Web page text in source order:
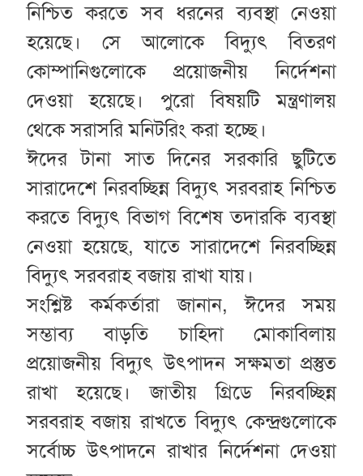
নিশ্চিত করতে সব ধরনের ব্যবস্থা নেওয়া
হয়েছে। সে আলোকে বিদ্যুৎ বিতরণ
কোম্পানিগুলোকে প্রয়োজনীয় নির্দেশনা
দেওয়া হয়েছে। পুরো বিষয়টি মন্ত্রণালয়
থেকে সরাসরি মনিটরিং করা হচ্ছে।
ঈদের টানা সাত দিনের সরকারি ছুটিতে
সারাদেশে নিরবচ্ছিন্ন বিদ্যুৎ সরবরাহ নিশ্চিত
করতে বিদ্যুৎ বিভাগ বিশেষ তদারকি ব্যবস্থা
নেওয়া হয়েছে, যাতে সারাদেশে নিরবচ্ছিন্ন
বিদ্যুৎ সরবরাহ বজায় রাখা যায়।
সংশ্লিষ্ট কর্মকর্তারা জানান, ঈদের সময়
সম্ভাব্য বাড়তি চাহিদা মোকাবিলায়
প্রয়োজনীয় বিদ্যুৎ উৎপাদন সক্ষমতা প্রস্তুত
রাখা হয়েছে। জাতীয় গ্রিডে নিরবচ্ছিন্ন
সরবরাহ বজায় রাখতে বিদ্যুৎ কেন্দ্রগুলোকে
সর্বোচ্চ উৎপাদনে রাখার নির্দেশনা দেওয়া